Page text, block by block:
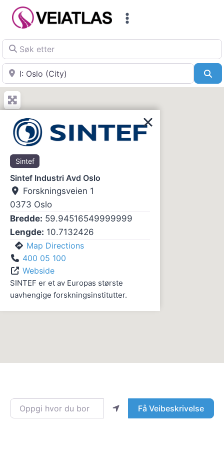
Skip
Søk etter
Nær
Oppgi hvor du bor Få Veibeskrivelse
Sintef
Sintef Industri Avd Oslo
Forskningsveien 1
0373 Oslo
Bredde: 59.94516549999999
Lengde: 10.7132426
Map Directions
400 05 100
Webside
SINTEF er et av Europas største
uavhengige forskningsinstitutter. ​